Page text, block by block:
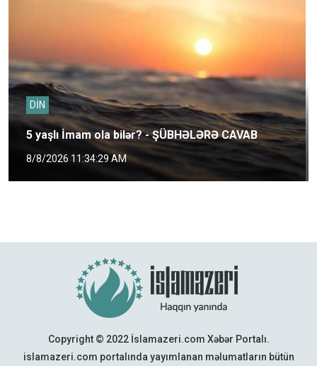
DİN
5 yaşlı İmam ola bilər? - ŞÜBHƏLƏRƏ CAVAB
8/8/2026 11:34:29 AM
Copyright © 2022 İslamazeri.com Xəbər Portalı.
islamazeri.com portalında yayımlanan məlumatların bütün